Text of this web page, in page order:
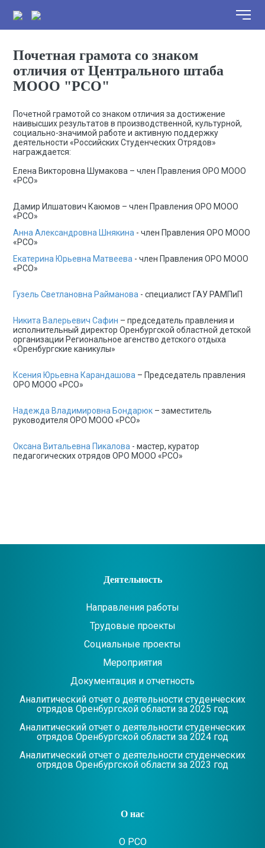
Почетная грамота со знаком
отличия от Центрального штаба
МООО "РСО"
Почетной грамотой со знаком отличия за достижение
наивысших результатов в производственной, культурной,
социально-значимой работе и активную поддержку
деятельности «Российских Студенческих Отрядов»
награждается:
Елена Викторовна Шумакова – член Правления ОРО МООО
«РСО»
Дамир Илшатович Каюмов – член Правления ОРО МООО
«РСО»
Анна Александровна Шнякина - член Правления ОРО МООО
«РСО»
Екатерина Юрьевна Матвеева - член Правления ОРО МООО
«РСО»
Гузель Светлановна Райманова - специалист ГАУ РАМПиП
Никита Валерьевич Сафин – председатель правления и
исполнительный директор Оренбургской областной детской
организации Региональное агенство детского отдыха
«Оренбургские каникулы»
Ксения Юрьевна Карандашова – Председатель правления
ОРО МООО «РСО»
Надежда Владимировна Бондарюк – заместитель
руководителя ОРО МООО «РСО»
Оксана Витальевна Пикалова - мастер, куратор
педагогических отрядов ОРО МООО «РСО»
Деятельность
Направления работы
Трудовые проекты
Социальные проекты
Мероприятия
Документация и отчетность
Аналитический отчет о деятельности студенческих
отрядов Оренбургской области за 2025 год
Аналитический отчет о деятельности студенческих
отрядов Оренбургской области за 2024 год
Аналитический отчет о деятельности студенческих
отрядов Оренбургской области за 2023 год
О нас
О РСО